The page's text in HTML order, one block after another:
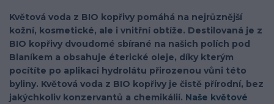
Květová voda z BIO kopřivy pomáhá na nejrůznější
kožní, kosmetické, ale i vnitřní obtíže. Destilovaná je z
BIO kopřivy dvoudomé sbírané na našich polích pod
Blaníkem a obsahuje éterické oleje, díky kterým
pocítíte po aplikaci hydrolátu přirozenou vůni této
byliny. Květová voda z BIO kopřivy je čistě přírodní, bez
jakýchkoliv konzervantů a chemikálií. Naše květové